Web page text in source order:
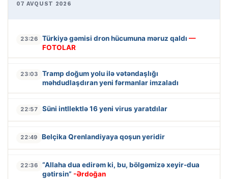
07 AVQUST 2026
23:26 Türkiyə gəmisi dron hücumuna məruz qaldı —
FOTOLAR
23:03
Tramp doğum yolu ilə vətəndaşlığı
məhdudlaşdıran yeni fərmanlar imzaladı
22:57 Süni intllektlə 16 yeni virus yaratdılar
22:49 Belçika Qrenlandiyaya qoşun yeridir
22:36
“Allaha dua edirəm ki, bu, bölgəmizə xeyir-dua
gətirsin” -Ərdoğan